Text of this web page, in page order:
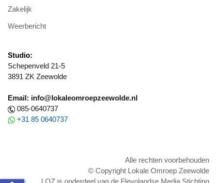
Zakelijk
Weerbericht
Studio:
Schepenveld 21-5
3891 ZK Zeewolde
Email: info@lokaleomroepzeewolde.nl
085-0640737
+31 85 0640737
Alle rechten voorbehouden
© Copyright Lokale Omroep Zeewolde